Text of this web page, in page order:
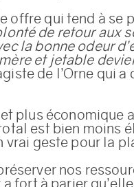
offre qui tend à se
de retour aux
la bonne odeur
et jetable
de l’Orne qui a
plus économique
est bien moins
vrai geste pour la
nos
fort à parier